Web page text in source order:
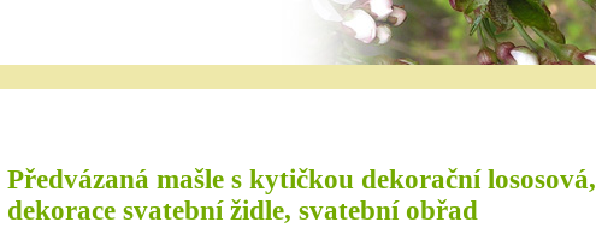
Předvázaná mašle s kytičkou dekorační lososová,
dekorace svatební židle, svatební obřad